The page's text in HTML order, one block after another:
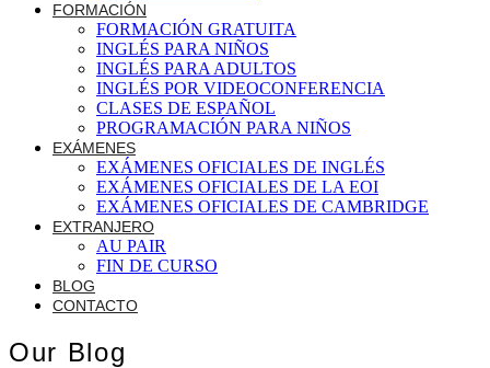
FORMACIÓN
FORMACIÓN GRATUITA
INGLÉS PARA NIÑOS
INGLÉS PARA ADULTOS
INGLÉS POR VIDEOCONFERENCIA
CLASES DE ESPAÑOL
PROGRAMACIÓN PARA NIÑOS
EXÁMENES
EXÁMENES OFICIALES DE INGLÉS
EXÁMENES OFICIALES DE LA EOI
EXÁMENES OFICIALES DE CAMBRIDGE
EXTRANJERO
AU PAIR
FIN DE CURSO
BLOG
CONTACTO
Our Blog